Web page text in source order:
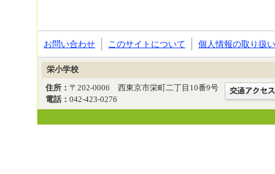
お問い合わせ このサイトについて 個人情報の取り扱い
栄小学校
住所： 〒202-0006 西東京市栄町二丁目10番9号
電話： 042-423-0276